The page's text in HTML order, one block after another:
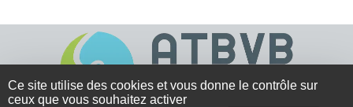
Ce site utilise des cookies et vous donne le contrôle sur
ceux que vous souhaitez activer